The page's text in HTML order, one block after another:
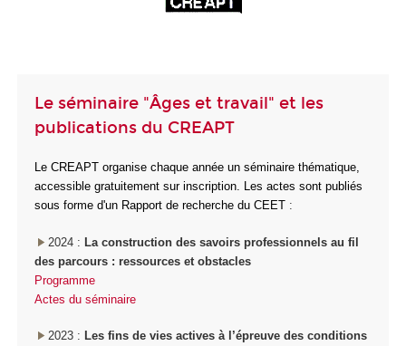
Le séminaire "Âges et travail" et les
publications du CREAPT
Le CREAPT organise chaque année un séminaire thématique,
accessible gratuitement sur inscription. Les actes sont publiés
sous forme d'un Rapport de recherche du CEET :
2024 : La construction des savoirs professionnels au fil
des parcours : ressources et obstacles
Programme
Actes du séminaire
2023 : Les fins de vies actives à l’épreuve des conditions